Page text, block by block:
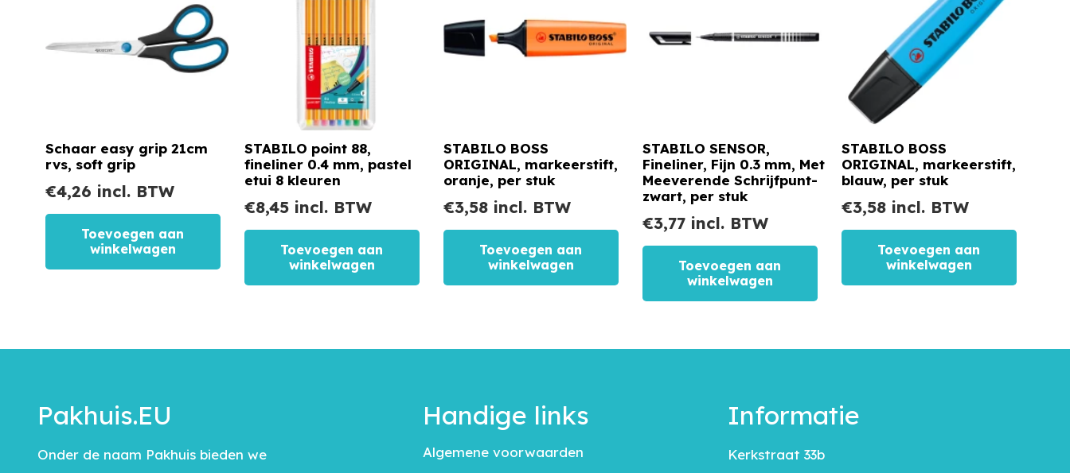
Schaar easy grip 21cm
rvs, soft grip
€4,26 incl. BTW
Toevoegen aan
winkelwagen
STABILO point 88,
fineliner 0.4 mm, pastel
etui 8 kleuren
€8,45 incl. BTW
Toevoegen aan
winkelwagen
STABILO BOSS
ORIGINAL, markeerstift,
oranje, per stuk
€3,58 incl. BTW
Toevoegen aan
winkelwagen
STABILO SENSOR,
Fineliner, Fijn 0.3 mm, Met
Meeverende Schrijfpunt-
zwart, per stuk
€3,77 incl. BTW
Toevoegen aan
winkelwagen
STABILO BOSS
ORIGINAL, markeerstift,
blauw, per stuk
€3,58 incl. BTW
Toevoegen aan
winkelwagen
Pakhuis.EU
Onder de naam Pakhuis bieden we
Handige links
Algemene voorwaarden
Informatie
Kerkstraat 33b